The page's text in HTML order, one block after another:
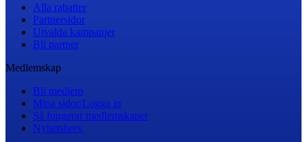
Alla rabatter
Partnersidor
Utvalda kampanjer
Bli partner
Medlemskap
Bli medlem
Mina sidor/Logga in
Så fungerar medlemskapet
Nyhetsbrev